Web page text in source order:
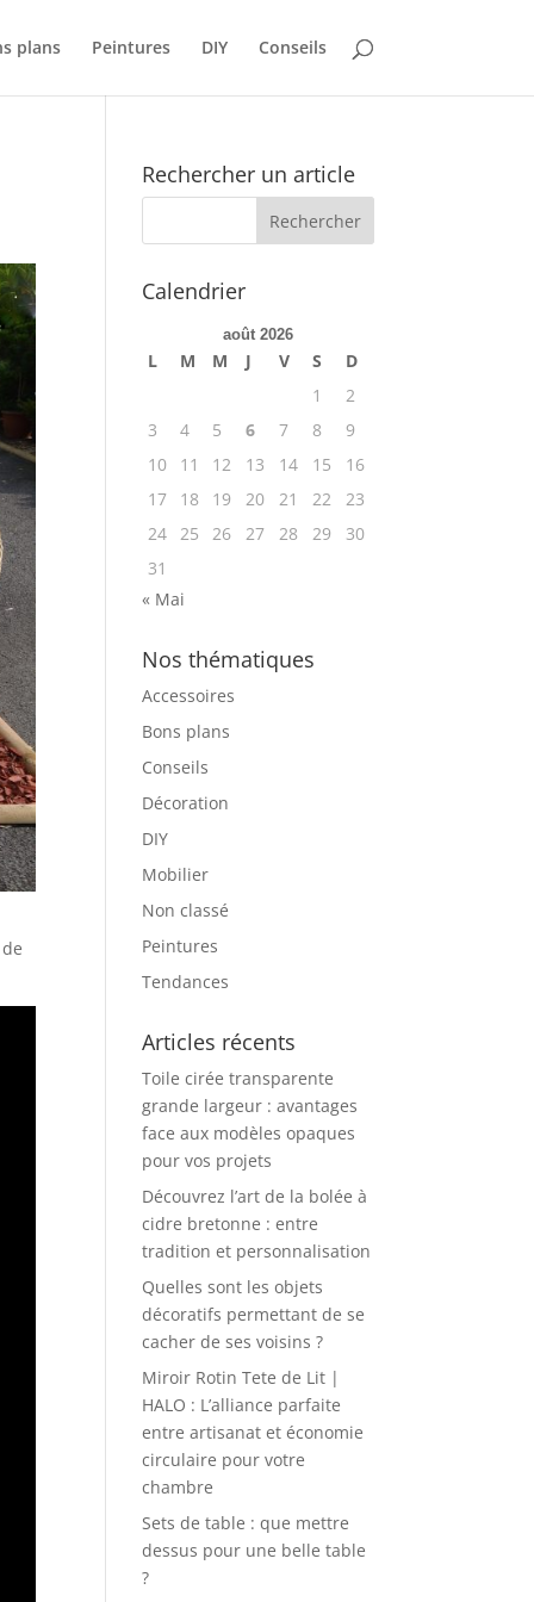
plans Peintures DIY Conseils
Rechercher un article
Calendrier
août 2026
L M M J V S
D
1
2
3
4 5 6 7 8
9
10
11 12 13 14 15
16
17
18 19 20 21 22
23
24 25 26 27 28 29
30
31
« Mai
Nos thématiques
Accessoires
Bons plans
Conseils
Décoration
DIY
Mobilier
Non classé
Peintures
Tendances
Articles récents
Toile cirée transparente
grande largeur : avantages
face aux modèles opaques
pour vos projets
Découvrez l’art de la bolée à
cidre bretonne : entre
tradition et personnalisation
Quelles sont les objets
décoratifs permettant de se
cacher de ses voisins ?
Miroir Rotin Tete de Lit |
HALO : L’alliance parfaite
entre artisanat et économie
circulaire pour votre
chambre
Sets de table : que mettre
dessus pour une belle table
?